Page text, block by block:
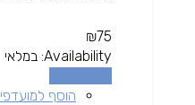
₪75
Availability: במלאי
הוסף